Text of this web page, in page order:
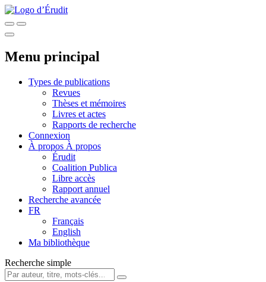
Menu principal
Types de publications
Revues
Thèses et mémoires
Livres et actes
Rapports de recherche
Connexion
À propos À propos
Érudit
Coalition Publica
Libre accès
Rapport annuel
Recherche avancée
FR
Français
English
Ma bibliothèque
Recherche simple